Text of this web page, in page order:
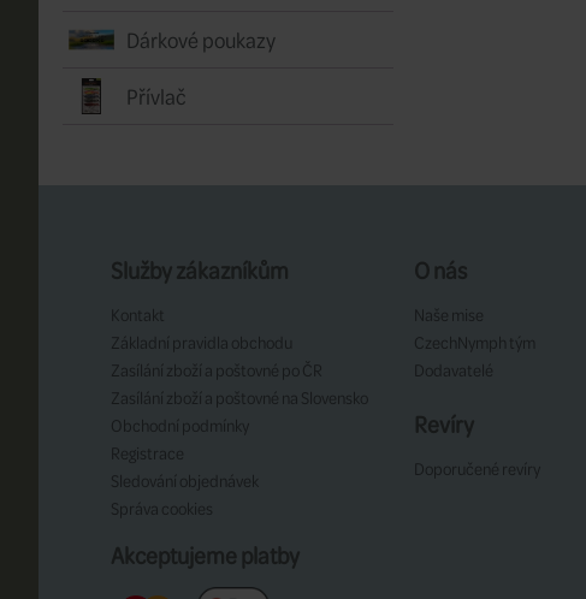
Dárkové poukazy
Přívlač
Služby zákazníkům
Kontakt
Základní pravidla obchodu
Zasílání zboží a poštovné po ČR
Zasílání zboží a poštovné na Slovensko
Obchodní podmínky
Registrace
Sledování objednávek
Správa cookies
O nás
Naše mise
CzechNymph tým
Dodavatelé
Revíry
Doporučené revíry
Akceptujeme platby